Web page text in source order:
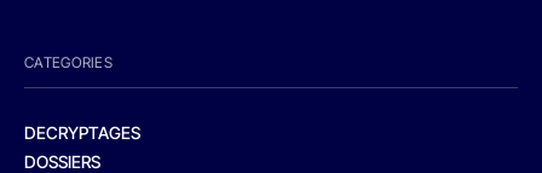
CATEGORIES
DECRYPTAGES
DOSSIERS